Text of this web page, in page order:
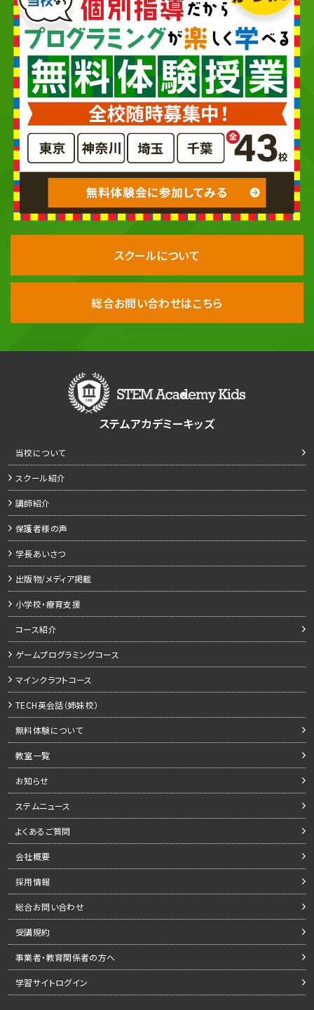
スクールについて
総合お問い合わせはこちら
ステムアカデミーキッズ
当校について
スクール紹介
講師紹介
保護者様の声
学長あいさつ
出版物/メディア掲載
小学校・療育支援
コース紹介
ゲームプログラミングコース
マインクラフトコース
TECH英会話（姉妹校）
無料体験について
教室一覧
お知らせ
ステムニュース
よくあるご質問
会社概要
採用情報
総合お問い合わせ
受講規約
事業者・教育関係者の方へ
学習サイトログイン